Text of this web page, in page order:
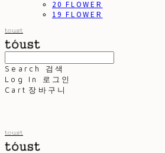
20 FLOWER
19 FLOWER
toust
Search
검색
Log In
로그인
Cart 장바구니
toust